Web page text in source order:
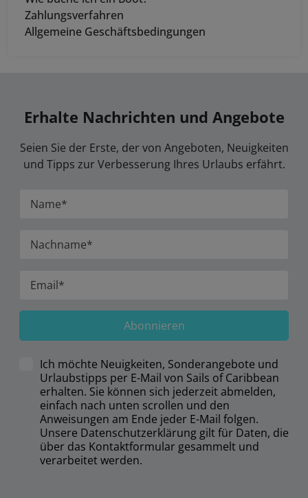
Zahlungsverfahren
Allgemeine Geschäftsbedingungen
Erhalte Nachrichten und Angebote
Seien Sie der Erste, der von Angeboten, Neuigkeiten
und Tipps zur Verbesserung Ihres Urlaubs erfährt.
Abonnieren
Ich möchte Neuigkeiten, Sonderangebote und
Urlaubstipps per E-Mail von Sails of Caribbean
erhalten. Sie können sich jederzeit abmelden,
einfach nach unten scrollen und den
Anweisungen am Ende jeder E-Mail folgen.
Unsere Datenschutzerklärung gilt für Daten, die
über das Kontaktformular gesammelt und
verarbeitet werden.